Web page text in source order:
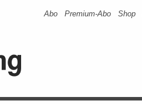
Abo Premium-Abo Shop